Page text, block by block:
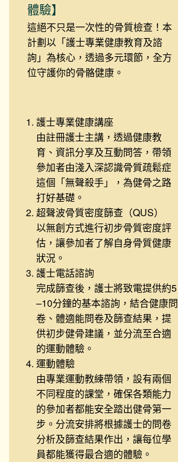
體驗】
這絕不只是一次性的骨質檢查！本
計劃以「護士專業健康教育及諮
詢」為核心，透過多元環節，全方
位守護你的骨骼健康。
護士專業健康講座
由註冊護士主講，透過健康教
育、資訊分享及互動問答，帶領
參加者由淺入深認識骨質疏鬆症
這個「無聲殺手」，為健骨之路
打好基礎。
超聲波骨質密度篩查（QUS）
以無創方式進行初步骨質密度評
估，讓參加者了解自身骨質健康
狀況。
護士電話諮詢
完成篩查後，護士將致電提供約5
–10分鐘的基本諮詢，結合健康問
卷、體適能問卷及篩查結果，提
供初步健骨建議，並分流至合適
的運動體驗。
運動體驗
由專業運動教練帶領，設有兩個
不同程度的課堂，確保各類能力
的參加者都能安全踏出健骨第一
步。分流安排將根據護士的問卷
分析及篩查結果作出，讓每位學
員都能獲得最合適的體驗。